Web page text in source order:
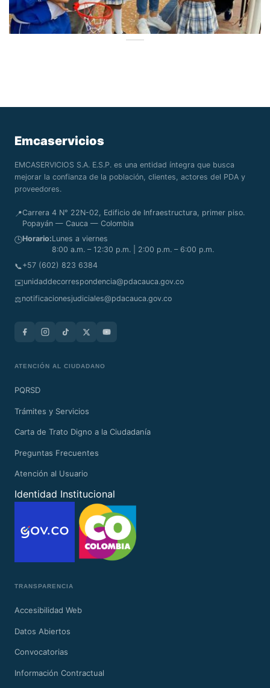
Emcaservicios
EMCASERVICIOS S.A. E.S.P. es una entidad íntegra que busca
mejorar la confianza de la población, clientes, actores del PDA y
proveedores.
📍Carrera 4 N° 22N-02, Edificio de Infraestructura, primer piso.
Popayán — Cauca — Colombia
🕒Horario:Lunes a viernes
8:00 a.m. – 12:30 p.m. | 2:00 p.m. – 6:00 p.m.
📞+57 (602) 823 6384
✉️unidaddecorrespondencia@pdacauca.gov.co
⚖️notificacionesjudiciales@pdacauca.gov.co
ATENCIÓN AL CIUDADANO
PQRSD
Trámites y Servicios
Carta de Trato Digno a la Ciudadanía
Preguntas Frecuentes
Atención al Usuario
Identidad Institucional
TRANSPARENCIA
Accesibilidad Web
Datos Abiertos
Convocatorias
Información Contractual